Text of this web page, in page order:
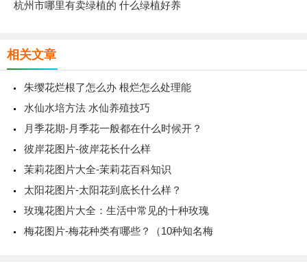
杭州市哪里有卖绿植的 什么绿植好养
相关文章
朱缨花烂根了怎么办 根烂怎么处理能
水仙水培方法 水仙养殖技巧
月季花期-月季花一般都在什么时候开？
彼岸花图片-彼岸花长什么样
茉莉花图片大全-茉莉花百科知识
太阳花图片-太阳花到底长什么样？
玫瑰花图片大全：生活中常见的十种玫瑰
梅花图片-梅花种类有哪些？（10种知名梅